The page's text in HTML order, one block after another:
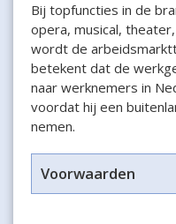
Bij topfuncties in de
opera, musical,
wordt de
betekent dat de
naar werknemers in
voordat hij een
nemen.
Voorwaarden